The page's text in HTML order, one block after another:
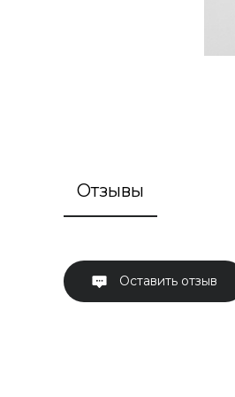
Отзывы
Оставить отзыв